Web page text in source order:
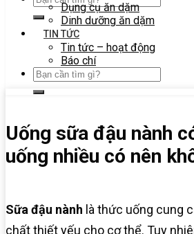
Dụng cụ ăn dặm
Dinh dưỡng ăn dặm
TIN TỨC
Tin tức – hoạt động
Báo chí
Uống sữa đậu nành
uống nhiều có nên
Sữa đậu nành là thức uống cung
chất thiết yếu cho cơ thể. Tuy